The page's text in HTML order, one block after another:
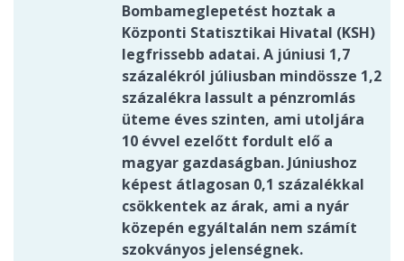
Bombameglepetést hoztak a
Központi Statisztikai Hivatal (KSH)
legfrissebb adatai. A júniusi 1,7
százalékról júliusban mindössze 1,2
százalékra lassult a pénzromlás
üteme éves szinten, ami utoljára
10 évvel ezelőtt fordult elő a
magyar gazdaságban. Júniushoz
képest átlagosan 0,1 százalékkal
csökkentek az árak, ami a nyár
közepén egyáltalán nem számít
szokványos jelenségnek.